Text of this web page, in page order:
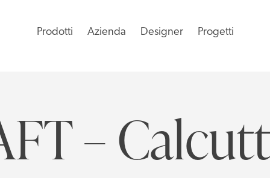
Prodotti Azienda Designer Progetti
–